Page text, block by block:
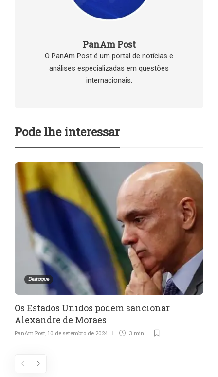
PanAm Post
O PanAm Post é um portal de notícias e
análises especializadas em questões
internacionais.
Pode lhe interessar
Destaque
Os Estados Unidos podem sancionar
Alexandre de Moraes
PanAm Post 10 de setembro de 2024 3 min